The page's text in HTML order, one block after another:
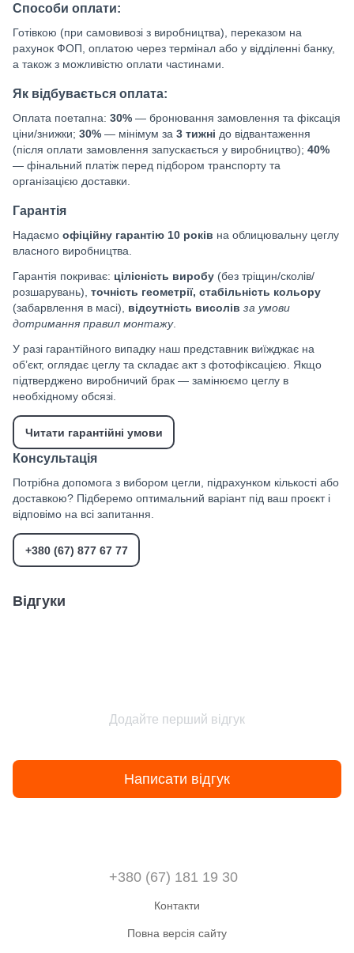
Способи оплати:
Готівкою (при самовивозі з виробництва), переказом на
рахунок ФОП, оплатою через термінал або у відділенні банку,
а також з можливістю оплати частинами.
Як відбувається оплата:
Оплата поетапна: 30% — бронювання замовлення та фіксація
ціни/знижки; 30% — мінімум за 3 тижні до відвантаження
(після оплати замовлення запускається у виробництво); 40%
— фінальний платіж перед підбором транспорту та
організацією доставки.
Гарантія
Надаємо офіційну гарантію 10 років на облицювальну цеглу
власного виробництва.
Гарантія покриває: цілісність виробу (без тріщин/сколів/
розшарувань), точність геометрії, стабільність кольору
(забарвлення в масі), відсутність висолів за умови
дотримання правил монтажу.
У разі гарантійного випадку наш представник виїжджає на
об’єкт, оглядає цеглу та складає акт з фотофіксацією. Якщо
підтверджено виробничий брак — замінюємо цеглу в
необхідному обсязі.
Читати гарантійні умови
Консультація
Потрібна допомога з вибором цегли, підрахунком кількості або
доставкою? Підберемо оптимальний варіант під ваш проєкт і
відповімо на всі запитання.
+380 (67) 877 67 77
Відгуки
Додайте перший відгук
Написати відгук
+380 (67) 181 19 30
Контакти
Повна версія сайту